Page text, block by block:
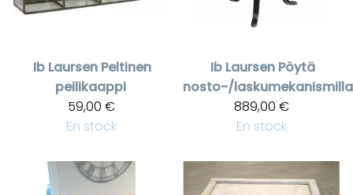
Ib Laursen Peltinen
peilikaappi
59,00 €
En stock
Ib Laursen Pöytä
nosto-/laskumekanismilla
889,00 €
En stock